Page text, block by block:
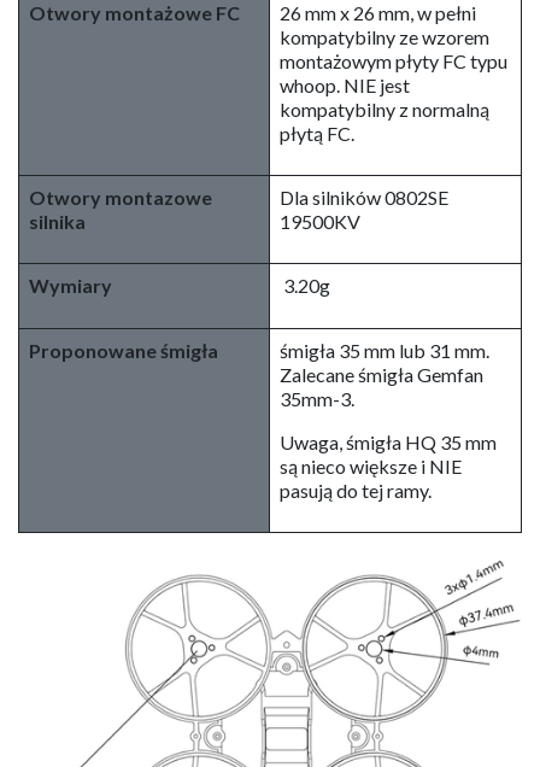
Otwory montażowe FC
26 mm x 26 mm, w pełni
kompatybilny ze wzorem
montażowym płyty FC typu
whoop. NIE jest
kompatybilny z normalną
płytą FC.
Otwory montazowe
silnika
Dla silników 0802SE
19500KV
Wymiary 3.20g
Proponowane śmigła
śmigła 35 mm lub 31 mm.
Zalecane śmigła Gemfan
35mm-3.
Uwaga, śmigła HQ 35 mm
są nieco większe i NIE
pasują do tej ramy.